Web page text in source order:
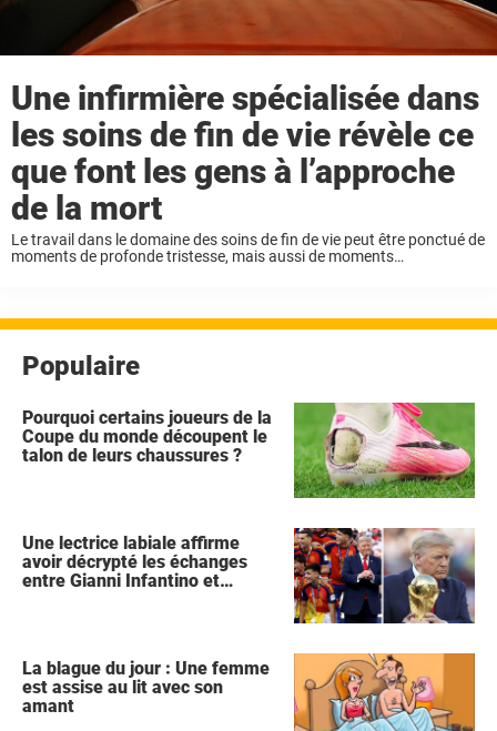
Une infirmière spécialisée dans
les soins de fin de vie révèle ce
que font les gens à l’approche
de la mort
Le travail dans le domaine des soins de fin de vie peut être ponctué de
moments de profonde tristesse, mais aussi de moments
Populaire
Pourquoi certains joueurs de la
Coupe du monde découpent le
talon de leurs chaussures ?
Une lectrice labiale affirme
avoir décrypté les échanges
entre Gianni Infantino et
La blague du jour : Une femme
est assise au lit avec son
amant